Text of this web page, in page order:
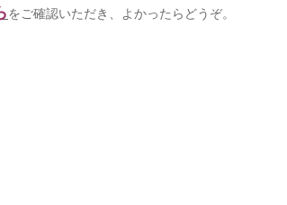
をご確認いただき、よかったらどうぞ。